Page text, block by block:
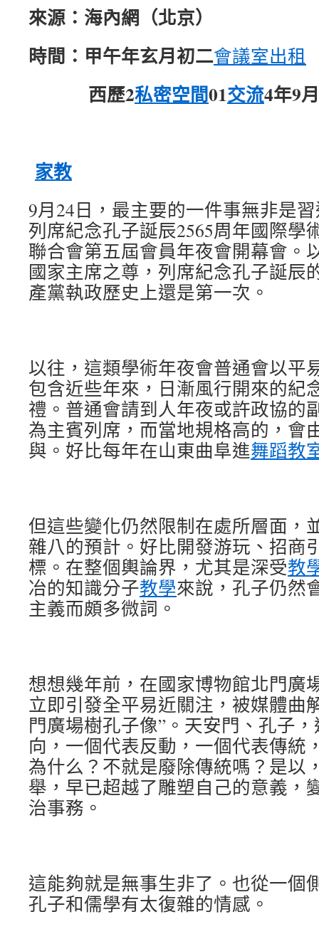
來源：海內網（北京）
時間：甲午年玄月初二會議室出租
西歷2私密空間01交流4年9
家教
9月24日，最主要的一件事無非是
列席紀念孔子誕辰2565周年國際學
聯合會第五屆會員年夜會開幕會。
國家主席之尊，列席紀念孔子誕辰
產黨執政歷史上還是第一次。
以往，這類學術年夜會普通會以平
包含近些年來，日漸風行開來的紀
禮。普通會請到人年夜或許政協的
為主賓列席，而當地規格高的，會
與。好比每年在山東曲阜進舞蹈教
但這些變化仍然限制在處所層面，
雜八的預計。好比開發游玩、招商
標。在整個輿論界，尤其是深受教
冶的知識分子教學來說，孔子仍然
主義而頗多微詞。
想想幾年前，在國家博物館北門廣
立即引發全平易近關注，被媒體曲
門廣場樹孔子像”。天安門、孔子
向，一個代表反動，一個代表傳統
為什么？不就是廢除傳統嗎？是以
舉，早已超越了雕塑自己的意義，
治事務。
這能夠就是無事生非了。也從一個
孔子和儒學有太復雜的情感。